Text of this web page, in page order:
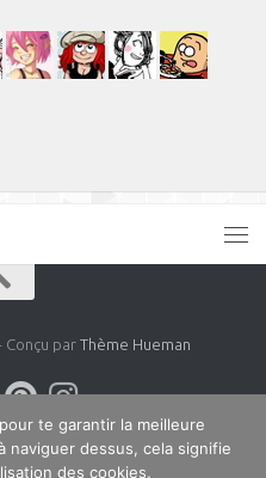
Conçu par Thème Hueman
te garantir la meilleure
naviguer dessus, cela signifie
des cookies.